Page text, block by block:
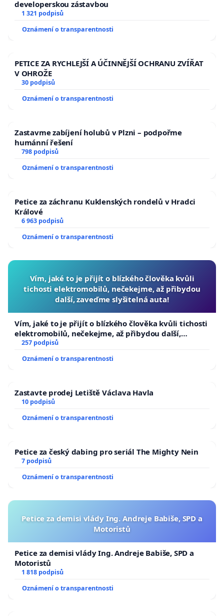
developerskou zástavbou
1 321 podpisů
Oznámení o transparentnosti
PETICE ZA RYCHLEJŠÍ A ÚČINNĚJŠÍ OCHRANU ZVÍŘAT
V OHROŽE
30 podpisů
Oznámení o transparentnosti
Zastavme zabíjení holubů v Plzni – podpořme
humánní řešení
798 podpisů
Oznámení o transparentnosti
Petice za záchranu Kuklenských rondelů v Hradci
Králové
6 963 podpisů
Oznámení o transparentnosti
Vím, jaké to je přijít o blízkého člověka kvůli
tichosti elektromobilů, nečekejme, až přibydou
další, zaveďme slyšitelná auta!
Vím, jaké to je přijít o blízkého člověka kvůli tichosti
elektromobilů, nečekejme, až přibydou další,
zaveďme slyšitelná auta!
257 podpisů
Oznámení o transparentnosti
Zastavte prodej Letiště Václava Havla
10 podpisů
Oznámení o transparentnosti
Petice za český dabing pro seriál The Mighty Nein
7 podpisů
Oznámení o transparentnosti
Petice za demisi vlády Ing. Andreje Babiše, SPD a
Motoristů
Petice za demisi vlády Ing. Andreje Babiše, SPD a
Motoristů
1 818 podpisů
Oznámení o transparentnosti